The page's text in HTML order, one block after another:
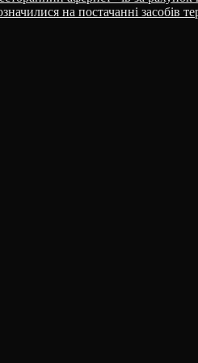
на постачанні засобів